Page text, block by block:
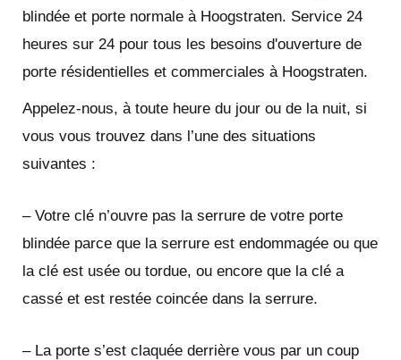
blindée et porte normale à Hoogstraten. Service 24
heures sur 24 pour tous les besoins d'ouverture de
porte résidentielles et commerciales à Hoogstraten.
Appelez-nous, à toute heure du jour ou de la nuit, si
vous vous trouvez dans l’une des situations
suivantes :
– Votre clé n’ouvre pas la serrure de votre porte
blindée parce que la serrure est endommagée ou que
la clé est usée ou tordue, ou encore que la clé a
cassé et est restée coincée dans la serrure.
– La porte s’est claquée derrière vous par un coup